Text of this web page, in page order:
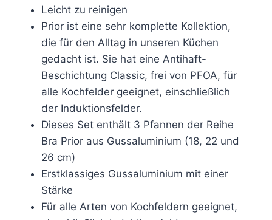
Leicht zu reinigen
Prior ist eine sehr komplette Kollektion,
die für den Alltag in unseren Küchen
gedacht ist. Sie hat eine Antihaft-
Beschichtung Classic, frei von PFOA, für
alle Kochfelder geeignet, einschließlich
der Induktionsfelder.
Dieses Set enthält 3 Pfannen der Reihe
Bra Prior aus Gussaluminium (18, 22 und
26 cm)
Erstklassiges Gussaluminium mit einer
Stärke
Für alle Arten von Kochfeldern geeignet,